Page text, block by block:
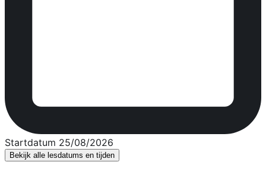
Startdatum 25/08/2026
Bekijk alle lesdatums en tijden